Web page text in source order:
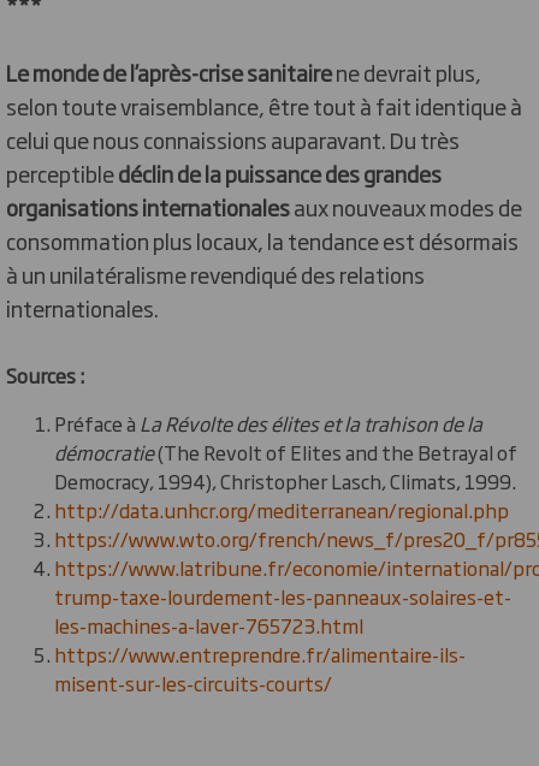
Le monde de l’après-crise sanitairene devrait plus,
selon toute vraisemblance, être tout à fait identique à
celui que nous connaissions auparavant. Du très
perceptibledéclin de la puissance des grandes
organisations internationalesaux nouveaux modes de
consommation plus locaux, la tendance est désormais
à un unilatéralisme revendiqué des relations
internationales.
Sources :
Préface à La Révolte des élites et la trahison de la
démocratie(The Revolt of Elites and the Betrayal of
Democracy, 1994), Christopher Lasch, Climats, 1999.
http://data.unhcr.org/mediterranean/regional.php
https://www.wto.org/french/news_f/pres20_f/
https://www.latribune.fr/economie/international/
trump-taxe-lourdement-les-panneaux-solaires-et-
les-machines-a-laver-765723.html
https://www.entreprendre.fr/alimentaire-ils-
misent-sur-les-circuits-courts/